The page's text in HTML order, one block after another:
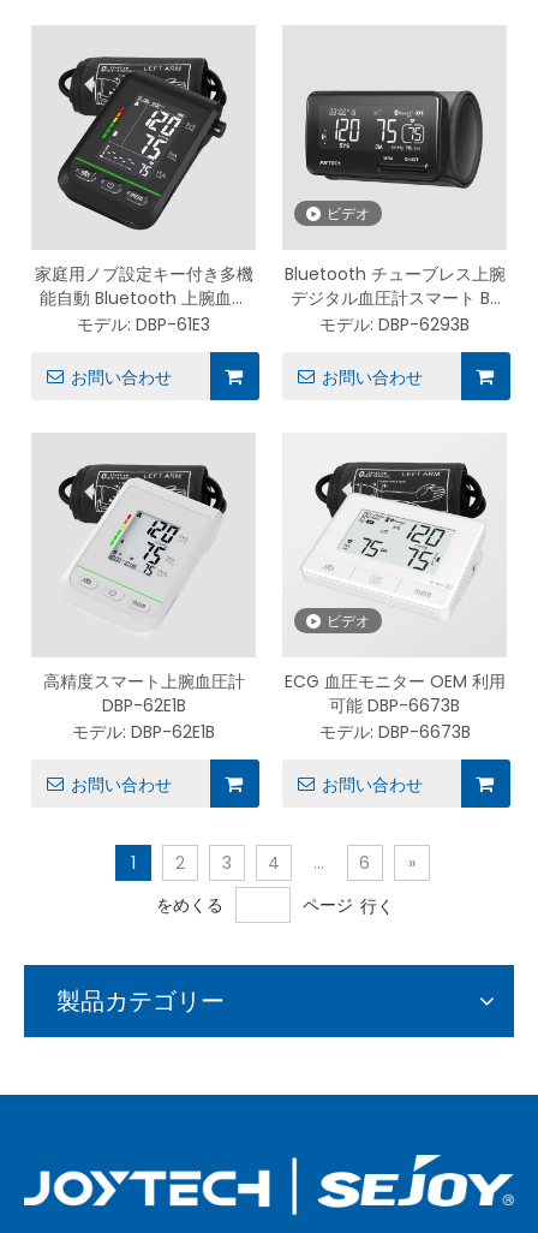
家庭用ノブ設定キー付き多機
能自動 Bluetooth 上腕血圧
計 DBP-61E3
モデル: DBP-61E3
お問い合わせ
ビデオ
Bluetooth チューブレス上腕
デジタル血圧計スマート BP
監視ソリューション DBP-
モデル: DBP-6293B
お問い合わせ
高精度スマート上腕血圧計
DBP-62E1B
モデル: DBP-62E1B
お問い合わせ
ビデオ
ECG 血圧モニター OEM 利用
可能 DBP-6673B
モデル: DBP-6673B
お問い合わせ
1 2 3 4 ... 6
»
をめくる
ページ 行く
製品カテゴリー